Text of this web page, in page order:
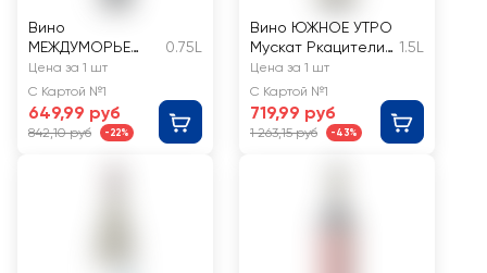
Вино
МЕЖДУМОРЬЕ
Российское Кабе
рне Совиньон
красное сухое
0.75L
Цена за 1 шт
С Картой №1
649,99 руб
842,10 руб -22%
Вино ЮЖНОЕ УТРО
Мускат Ркацители
ординарное белое
полусладкое
1.5L
Цена за 1 шт
С Картой №1
719,99 руб
1 263,15 руб -43%